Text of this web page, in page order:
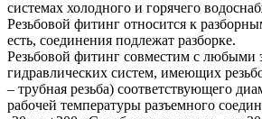
системах холодного и горячего
Резьбовой фитинг относится к
есть, соединения подлежат разборке.
Резьбовой фитинг совместим с любыми
гидравлических систем, имеющих
– трубная резьба) соответствующего
рабочей температуры разъемного